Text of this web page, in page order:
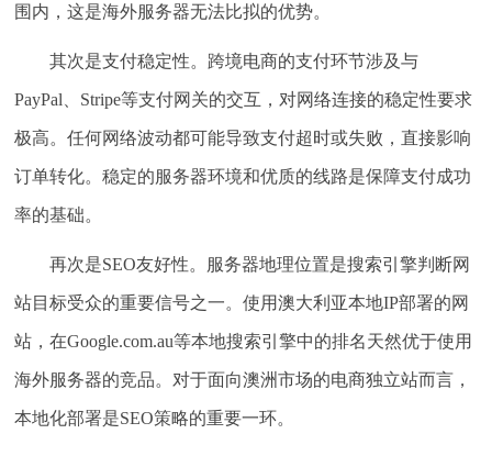
围内，这是海外服务器无法比拟的优势。
其次是支付稳定性。 跨境电商的支付环节涉及与
PayPal、Stripe等支付网关的交互，对网络连接的稳定性要求
极高。任何网络波动都可能导致支付超时或失败，直接影响
订单转化。稳定的服务器环境和优质的线路是保障支付成功
率的基础。
再次是SEO友好性。 服务器地理位置是搜索引擎判断网
站目标受众的重要信号之一。使用澳大利亚本地IP部署的网
站，在Google.com.au等本地搜索引擎中的排名天然优于使用
海外服务器的竞品。对于面向澳洲市场的电商独立站而言，
本地化部署是SEO策略的重要一环。